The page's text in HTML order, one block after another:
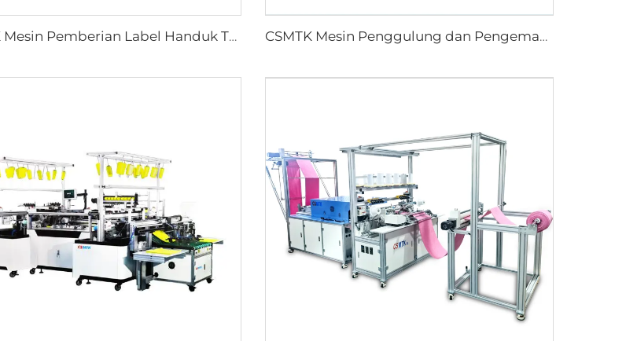
CSMTK Mesin Pemberian Label Handuk Tangan Microfiber Otomatis Mesin Pemasang Kartu Label Otomatis CSMTK Mesin Penggulung dan Pengemas Handuk Otomatis Berbasis Teknologi Canggih untuk Pengemasan Efisien di Industri Handuk Pembersih